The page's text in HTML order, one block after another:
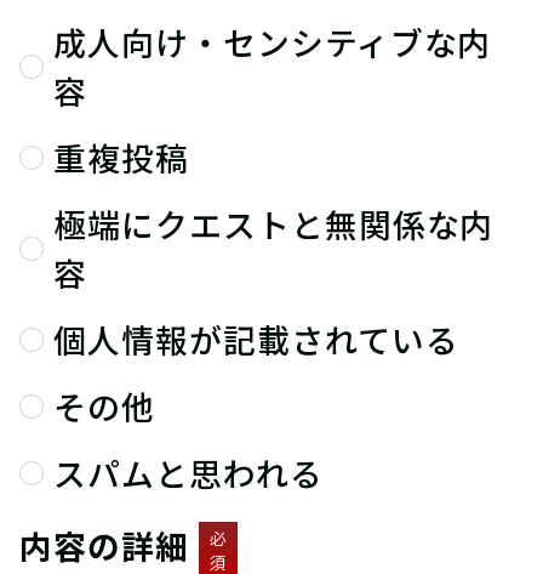
成人向け・センシティブな内
容
重複投稿
極端にクエストと無関係な内
容
個人情報が記載されている
その他
スパムと思われる
内容の詳細
必
須